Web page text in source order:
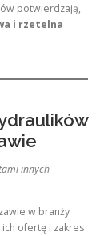
potwierdzają,
i rzetelna
innych
w branży
ofertę i zakres